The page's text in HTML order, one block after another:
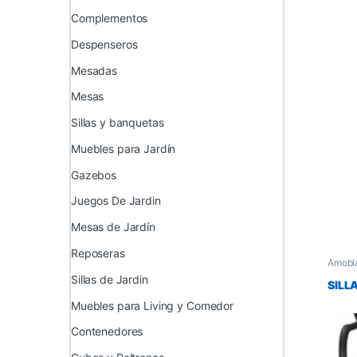
y
Complementos
Despenseros
Mesadas
Mesas
Sillas y banquetas
Muebles para Jardín
Gazebos
Juegos De Jardin
Mesas de Jardín
Reposeras
Sillas de Jardin
Muebles para Living y Comedor
Contenedores